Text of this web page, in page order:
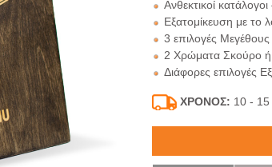
Ανθεκτικοί κατάλογοι
Εξατομίκευση με το
3 επιλογές
2 Χρώματα Σκούρο ή
Διάφορες επιλογές
ΧΡΟΝΟΣ: 10 - 15